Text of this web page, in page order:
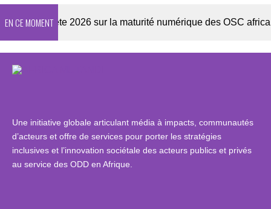
EN CE MOMENT
Enquête 2026 sur la maturité numérique des OSC africaines
Une initiative globale articulant média à impacts, communautés
d’acteurs et offre de services pour porter les stratégies
inclusives et l’innovation sociétale des acteurs publics et privés
au service des ODD en Afrique.